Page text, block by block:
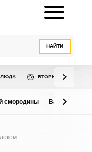
НАЙТИ
🍲 ВТОРЫЕ БЛЮДА
смородины Варенье из